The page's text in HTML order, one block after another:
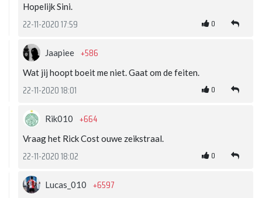
Hopelijk Sini.
22-11-2020 17:59 0
Jaapiee +586
Wat jij hoopt boeit me niet. Gaat om de feiten.
22-11-2020 18:01 0
Rik010 +664
Vraag het Rick Cost ouwe zeikstraal.
22-11-2020 18:02 0
Lucas_010 +6597